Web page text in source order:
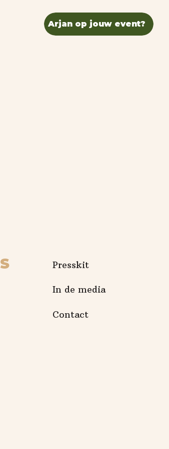
Arjan op jouw event?
Presskit
In de media
Contact